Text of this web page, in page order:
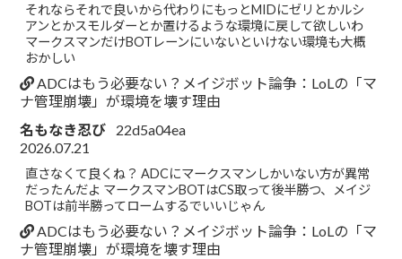
それならそれで良いから代わりにもっとMIDにゼリとかルシ
アンとかスモルダーとか置けるような環境に戻して欲しいわ
マークスマンだけBOTレーンにいないといけない環境も大概
おかしい
ADCはもう必要ない？メイジボット論争：LoLの「マ
ナ管理崩壊」が環境を壊す理由
名もなき忍び
22d5a04ea
2026.07.21
直さなくて良くね？ ADCにマークスマンしかいない方が異常
だったんだよ マークスマンBOTはCS取って後半勝つ、メイジ
BOTは前半勝ってロームするでいいじゃん
ADCはもう必要ない？メイジボット論争：LoLの「マ
ナ管理崩壊」が環境を壊す理由